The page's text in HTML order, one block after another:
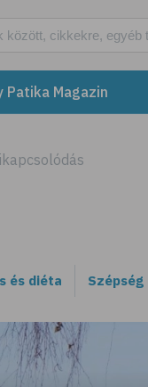
Patika Magazin
és diéta